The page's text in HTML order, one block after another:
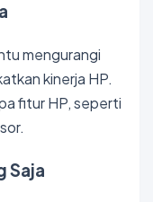
mengurangi
kinerja HP.
fitur HP, seperti
Saja